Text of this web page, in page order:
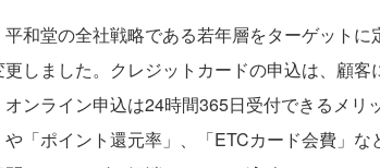
和堂の全社戦略である若年層をターゲットに
更しました。クレジットカードの申込は、顧
ンライン申込は24時間365日受付できるメリ
や「ポイント還元率」、「ETCカード会費」